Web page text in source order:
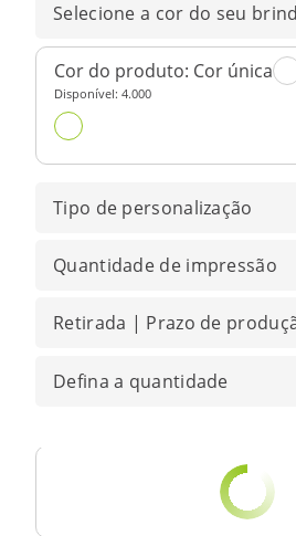
Selecione a cor do seu
Cor do produto: Cor única
Disponível: 4.000
Tipo de personalização
Quantidade de impressão
Retirada | Prazo de
Defina a quantidade